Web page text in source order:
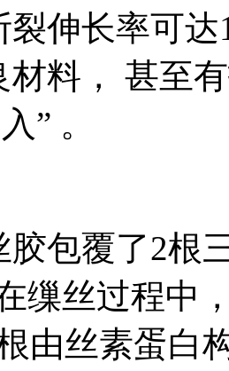
伸长率可
材料， 甚至
” 。
胶包覆了2根
缫丝过程中
由丝素蛋白